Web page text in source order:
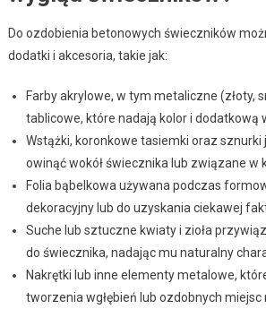
Do ozdobienia betonowych świeczników
dodatki i akcesoria, takie jak:
Farby akrylowe, w tym metaliczne (złoty,
tablicowe, które nadają kolor i dodatkową
Wstążki, koronkowe tasiemki oraz
owinąć wokół świecznika lub związane w
Folia bąbelkowa używana podczas
dekoracyjny lub do uzyskania ciekawej
Suche lub sztuczne kwiaty i zioła
do świecznika, nadając mu naturalny
Nakrętki lub inne elementy metalowe,
tworzenia wgłębień lub ozdobnych miejsc